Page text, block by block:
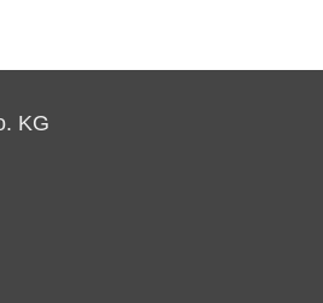
KG